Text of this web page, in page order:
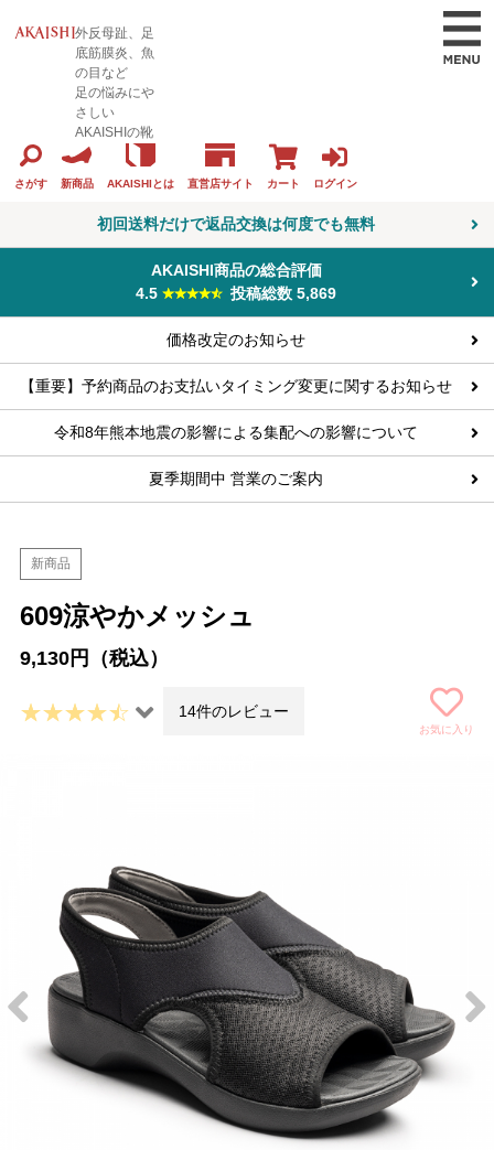
外反母趾、足
底筋膜炎、魚
の目など
足の悩みにや
さしい
AKAISHIの靴
さがす 新商品 AKAISHIとは 直営店サイト カート ログイン
初回送料だけで返品交換は何度でも無料
AKAISHI商品の総合評価
4.5
投稿総数 5,869
価格改定のお知らせ
【重要】予約商品のお支払いタイミング変更に関するお知らせ
令和8年熊本地震の影響による集配への影響について
夏季期間中 営業のご案内
新商品
609涼やかメッシュ
9,130円（税込）
14件のレビュー
お気に入り